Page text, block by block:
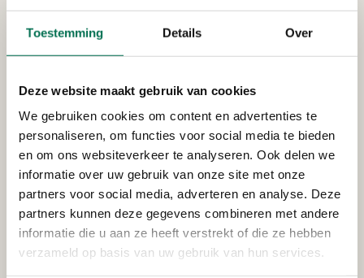
Toestemming Details Over
Deze website maakt gebruik van cookies
We gebruiken cookies om content en advertenties te
personaliseren, om functies voor social media te bieden
en om ons websiteverkeer te analyseren. Ook delen we
informatie over uw gebruik van onze site met onze
partners voor social media, adverteren en analyse. Deze
partners kunnen deze gegevens combineren met andere
informatie die u aan ze heeft verstrekt of die ze hebben
verzameld op basis van uw gebruik van hun services.
Verleend
Stichting Woonkracht 10
Pieter Hoochplaats 1 Alblasserdam
Verleend
Openbaar Lichaam Sociaal